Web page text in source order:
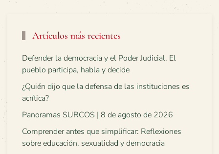
Artículos más recientes
Defender la democracia y el Poder Judicial. El
pueblo participa, habla y decide
¿Quién dijo que la defensa de las instituciones es
acrítica?
Panoramas SURCOS | 8 de agosto de 2026
Comprender antes que simplificar: Reflexiones
sobre educación, sexualidad y democracia